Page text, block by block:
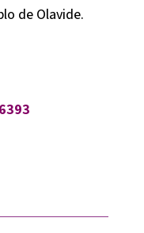
de Olavide.